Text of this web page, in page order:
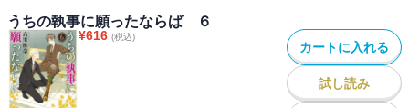
うちの執事に願ったならば ６
¥616 (税込)
カートに入れる
試し読み